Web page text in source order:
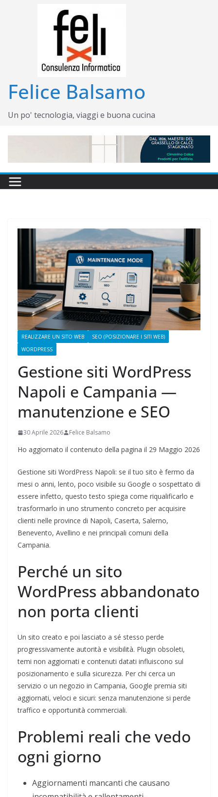
Felice Balsamo
Un po' tecnologia, viaggi e buona cucina
REALIZZARE UN SITO WEB
SEO (POSIZIONARE I SITI WEB)
WORDPRESS
Gestione siti WordPress
Napoli e Campania —
manutenzione e SEO
30 Aprile 2026 Felice Balsamo
Ho aggiornato il contenuto della pagina il 29 Maggio 2026
Gestione siti WordPress Napoli: se il tuo sito è fermo da
mesi o anni, lento, poco visibile su Google o sospettato di
essere infetto, questo testo spiega come riqualificarlo e
trasformarlo in uno strumento concreto per acquisire
clienti nelle province di Napoli, Caserta, Salerno,
Benevento, Avellino e nei principali comuni della
Campania.
Perché un sito
WordPress abbandonato
non porta clienti
Un sito creato e poi lasciato a sé stesso perde
progressivamente autorità e visibilità. Plugin obsoleti,
temi non aggiornati e contenuti datati influiscono sul
posizionamento e sulla sicurezza. Per chi cerca un
servizio o un negozio in Campania, Google premia siti
aggiornati, veloci e sicuri: senza manutenzione si perde
traffico e opportunità commerciali.
Problemi reali che vedo
ogni giorno
Aggiornamenti mancanti che causano